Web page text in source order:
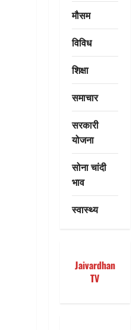
मौसम
विविध
शिक्षा
समाचार
सरकारी
योजना
सोना चांदी
भाव
स्वास्थ्य
Jaivardhan
TV